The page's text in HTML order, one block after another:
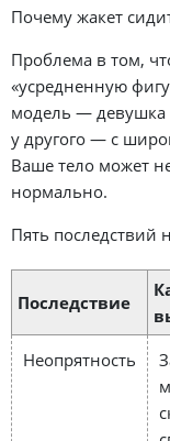
Почему жакет
Проблема в том,
«усредненную
модель —
у другого — с
Ваше тело может
нормально.
Пять последствий
Последствие
Неопрятность